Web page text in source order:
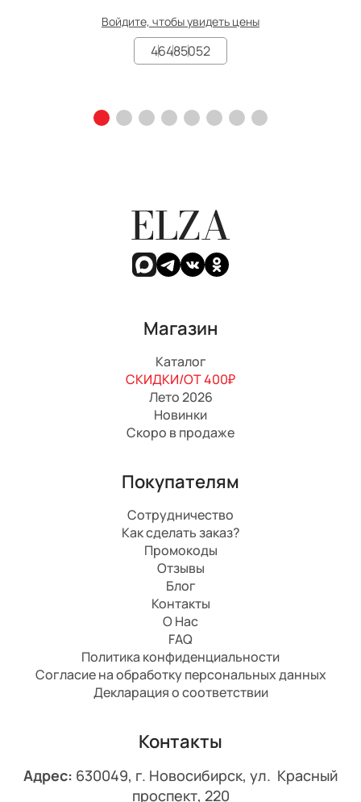
Войдите, чтобы увидеть цены
46485052
ELZA
Магазин
Каталог
СКИДКИ/ОТ 400₽
Лето 2026
Новинки
Скоро в продаже
Покупателям
Сотрудничество
Как сделать заказ?
Промокоды
Отзывы
Блог
Контакты
О Нас
FAQ
Политика конфиденциальности
Согласие на обработку персональных данных
Декларация о соответствии
Контакты
Адрес: 630049, г. Новосибирск, ул. Красный
проспект, 220